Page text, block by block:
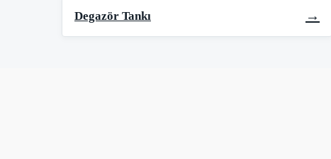
Degazör Tankı →